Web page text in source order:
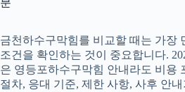
분
금천하수구막힘를 비교할 때는 가장
조건을 확인하는 것이 중요합니다.
은 영등포하수구막힘 안내라도 비용
절차, 응대 기준, 제한 사항, 사후 안